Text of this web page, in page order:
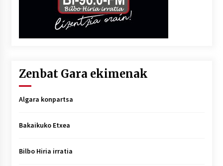
Zenbat Gara ekimenak
Algara konpartsa
Bakaikuko Etxea
Bilbo Hiria irratia